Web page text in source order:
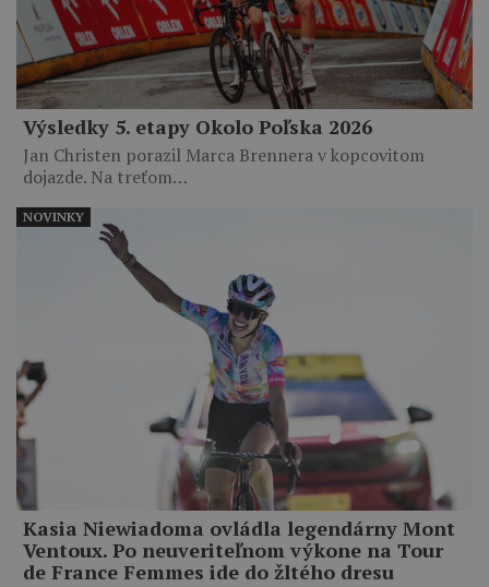
Výsledky 5. etapy Okolo Poľska 2026
Jan Christen porazil Marca Brennera v kopcovitom
dojazde. Na treťom…
Kasia Niewiadoma ovládla legendárny Mont
Ventoux. Po neuveriteľnom výkone na Tour
de France Femmes ide do žltého dresu
NOVINKY